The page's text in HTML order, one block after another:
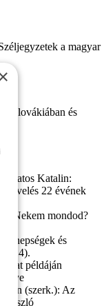
a magyar
Szlovákiában és
Katalin:
nevelés 22 évének
Nekem mondod?
és
példáján
(szerk.): Az
László